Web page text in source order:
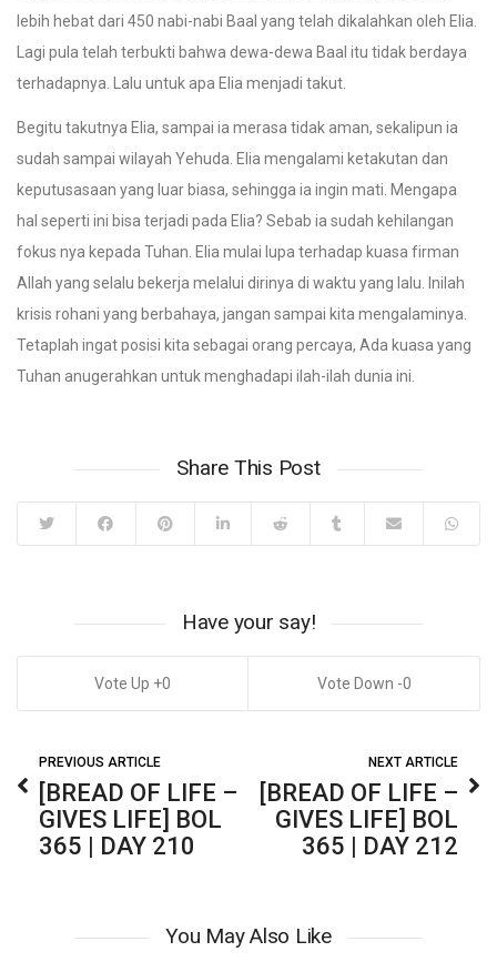
lebih hebat dari 450 nabi-nabi Baal yang telah dikalahkan oleh Elia.
Lagi pula telah terbukti bahwa dewa-dewa Baal itu tidak berdaya
terhadapnya. Lalu untuk apa Elia menjadi takut.
Begitu takutnya Elia, sampai ia merasa tidak aman, sekalipun ia
sudah sampai wilayah Yehuda. Elia mengalami ketakutan dan
keputusasaan yang luar biasa, sehingga ia ingin mati. Mengapa
hal seperti ini bisa terjadi pada Elia? Sebab ia sudah kehilangan
fokus nya kepada Tuhan. Elia mulai lupa terhadap kuasa firman
Allah yang selalu bekerja melalui dirinya di waktu yang lalu. Inilah
krisis rohani yang berbahaya, jangan sampai kita mengalaminya.
Tetaplah ingat posisi kita sebagai orang percaya, Ada kuasa yang
Tuhan anugerahkan untuk menghadapi ilah-ilah dunia ini.
Share This Post
Have your say!
0 0
PREVIOUS ARTICLE
[BREAD OF LIFE –
GIVES LIFE] BOL
365 | DAY 210
NEXT ARTICLE
[BREAD OF LIFE –
GIVES LIFE] BOL
365 | DAY 212
You May Also Like